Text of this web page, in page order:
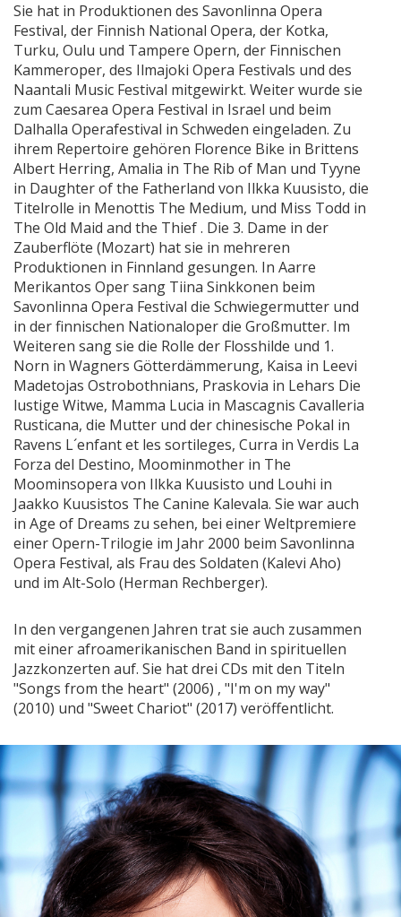
Sie hat in Produktionen des Savonlinna Opera
Festival, der Finnish National Opera, der Kotka,
Turku, Oulu und Tampere Opern, der Finnischen
Kammeroper, des Ilmajoki Opera Festivals und des
Naantali Music Festival mitgewirkt. Weiter wurde sie
zum Caesarea Opera Festival in Israel und beim
Dalhalla Operafestival in Schweden eingeladen. Zu
ihrem Repertoire gehören Florence Bike in Brittens
Albert Herring, Amalia in The Rib of Man und Tyyne
in Daughter of the Fatherland von Ilkka Kuusisto, die
Titelrolle in Menottis The Medium, und Miss Todd in
The Old Maid and the Thief . Die 3. Dame in der
Zauberflöte (Mozart) hat sie in mehreren
Produktionen in Finnland gesungen. In Aarre
Merikantos Oper sang Tiina Sinkkonen beim
Savonlinna Opera Festival die Schwiegermutter und
in der finnischen Nationaloper die Großmutter. Im
Weiteren sang sie die Rolle der Flosshilde und 1.
Norn in Wagners Götterdämmerung, Kaisa in Leevi
Madetojas Ostrobothnians, Praskovia in Lehars Die
lustige Witwe, Mamma Lucia in Mascagnis Cavalleria
Rusticana, die Mutter und der chinesische Pokal in
Ravens L´enfant et les sortileges, Curra in Verdis La
Forza del Destino, Moominmother in The
Moominsopera von Ilkka Kuusisto und Louhi in
Jaakko Kuusistos The Canine Kalevala. Sie war auch
in Age of Dreams zu sehen, bei einer Weltpremiere
einer Opern-Trilogie im Jahr 2000 beim Savonlinna
Opera Festival, als Frau des Soldaten (Kalevi Aho)
und im Alt-Solo (Herman Rechberger).
In den vergangenen Jahren trat sie auch zusammen
mit einer afroamerikanischen Band in spirituellen
Jazzkonzerten auf. Sie hat drei CDs mit den Titeln
"Songs from the heart" (2006) , "I'm on my way"
(2010) und "Sweet Chariot" (2017) veröffentlicht.